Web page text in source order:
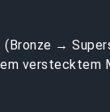
(Bronze →
verstecktem